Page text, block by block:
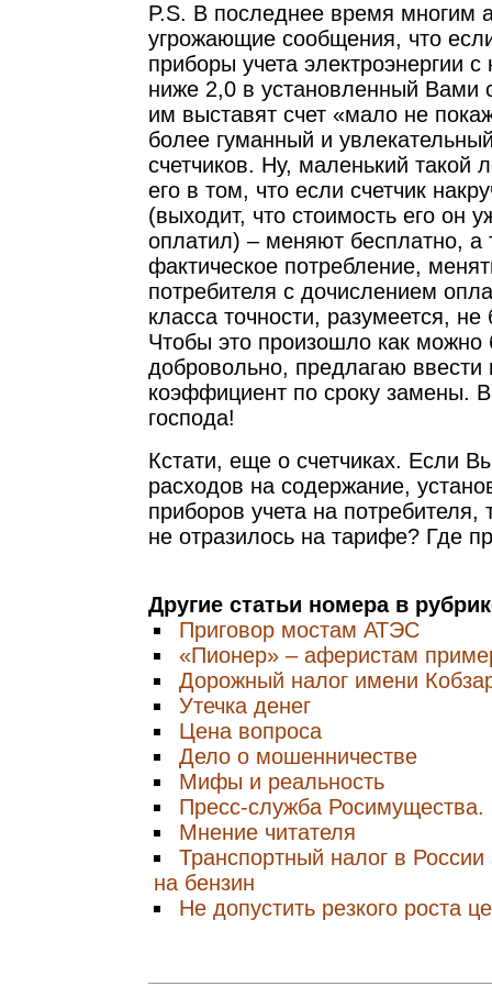
P.S. В последнее время многим
угрожающие сообщения, что
приборы учета электроэнергии с
ниже 2,0 в установленный Вами
им выставят счет «мало не
более гуманный и
счетчиков. Ну, маленький такой
его в том, что если счетчик
(выходит, что стоимость его он
оплатил) – меняют бесплатно, а
фактическое потребление,
потребителя с дочислением
класса точности, разумеется,
Чтобы это произошло как можно
добровольно, предлагаю ввести
коэффициент по сроку замены.
господа!
Кстати, еще о счетчиках. Если
расходов на содержание,
приборов учета на потребителя,
не отразилось на тарифе? Где
Другие статьи номера в
Приговор мостам АТЭС
«Пионер» – аферистам
Дорожный налог имени
Утечка денег
Цена вопроса
Дело о мошенничестве
Мифы и реальность
Пресс-служба Росимущества.
Мнение читателя
Транспортный налог в
на бензин
Не допустить резкого роста